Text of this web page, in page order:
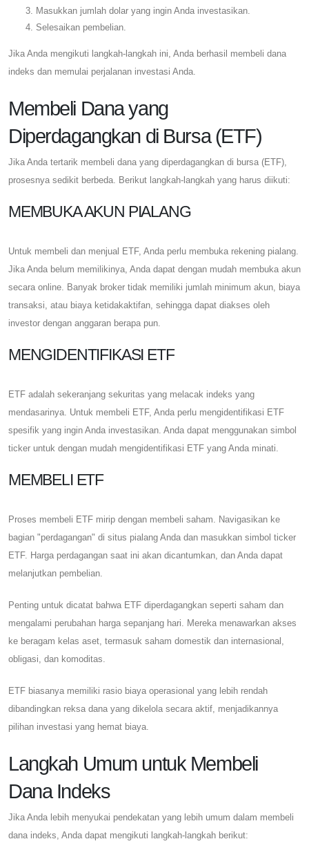
Masukkan jumlah dolar yang ingin Anda investasikan.
Selesaikan pembelian.
Jika Anda mengikuti langkah-langkah ini, Anda berhasil membeli dana
indeks dan memulai perjalanan investasi Anda.
Membeli Dana yang
Diperdagangkan di Bursa (ETF)
Jika Anda tertarik membeli dana yang diperdagangkan di bursa (ETF),
prosesnya sedikit berbeda. Berikut langkah-langkah yang harus diikuti:
MEMBUKA AKUN PIALANG
Untuk membeli dan menjual ETF, Anda perlu membuka rekening pialang.
Jika Anda belum memilikinya, Anda dapat dengan mudah membuka akun
secara online. Banyak broker tidak memiliki jumlah minimum akun, biaya
transaksi, atau biaya ketidakaktifan, sehingga dapat diakses oleh
investor dengan anggaran berapa pun.
MENGIDENTIFIKASI ETF
ETF adalah sekeranjang sekuritas yang melacak indeks yang
mendasarinya. Untuk membeli ETF, Anda perlu mengidentifikasi ETF
spesifik yang ingin Anda investasikan. Anda dapat menggunakan simbol
ticker untuk dengan mudah mengidentifikasi ETF yang Anda minati.
MEMBELI ETF
Proses membeli ETF mirip dengan membeli saham. Navigasikan ke
bagian "perdagangan" di situs pialang Anda dan masukkan simbol ticker
ETF. Harga perdagangan saat ini akan dicantumkan, dan Anda dapat
melanjutkan pembelian.
Penting untuk dicatat bahwa ETF diperdagangkan seperti saham dan
mengalami perubahan harga sepanjang hari. Mereka menawarkan akses
ke beragam kelas aset, termasuk saham domestik dan internasional,
obligasi, dan komoditas.
ETF biasanya memiliki rasio biaya operasional yang lebih rendah
dibandingkan reksa dana yang dikelola secara aktif, menjadikannya
pilihan investasi yang hemat biaya.
Langkah Umum untuk Membeli
Dana Indeks
Jika Anda lebih menyukai pendekatan yang lebih umum dalam membeli
dana indeks, Anda dapat mengikuti langkah-langkah berikut: